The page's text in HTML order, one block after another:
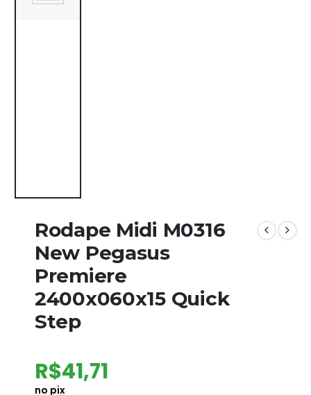
Rodape Midi M0316
New Pegasus
Premiere
2400x060x15 Quick
Step
R$41,71
no pix